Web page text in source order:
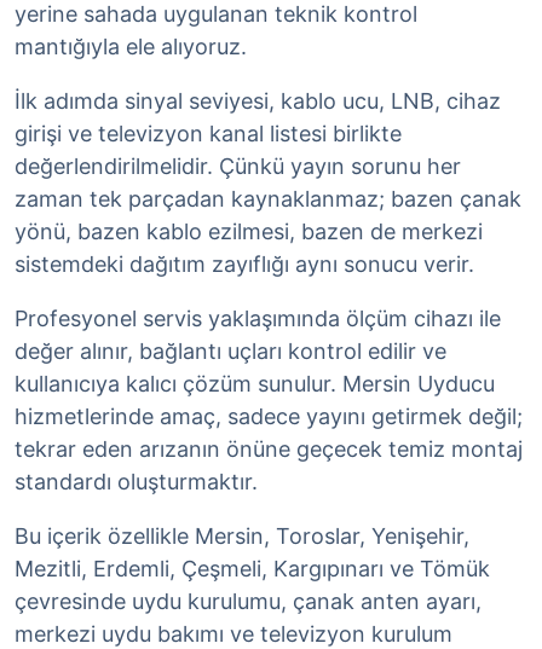
yerine sahada uygulanan teknik kontrol
mantığıyla ele alıyoruz.
İlk adımda sinyal seviyesi, kablo ucu, LNB, cihaz
girişi ve televizyon kanal listesi birlikte
değerlendirilmelidir. Çünkü yayın sorunu her
zaman tek parçadan kaynaklanmaz; bazen çanak
yönü, bazen kablo ezilmesi, bazen de merkezi
sistemdeki dağıtım zayıflığı aynı sonucu verir.
Profesyonel servis yaklaşımında ölçüm cihazı ile
değer alınır, bağlantı uçları kontrol edilir ve
kullanıcıya kalıcı çözüm sunulur. Mersin Uyducu
hizmetlerinde amaç, sadece yayını getirmek değil;
tekrar eden arızanın önüne geçecek temiz montaj
standardı oluşturmaktır.
Bu içerik özellikle Mersin, Toroslar, Yenişehir,
Mezitli, Erdemli, Çeşmeli, Kargıpınarı ve Tömük
çevresinde uydu kurulumu, çanak anten ayarı,
merkezi uydu bakımı ve televizyon kurulum